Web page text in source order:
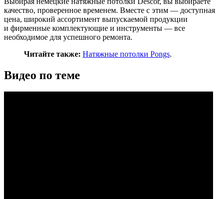
качество, проверенное временем. Вместе с этим — доступная
цена, широкий ассортимент выпускаемой продукции
и фирменные комплектующие и инструменты — все
необходимое для успешного ремонта.
Читайте также: Натяжные потолки Pongs.
Видео по теме